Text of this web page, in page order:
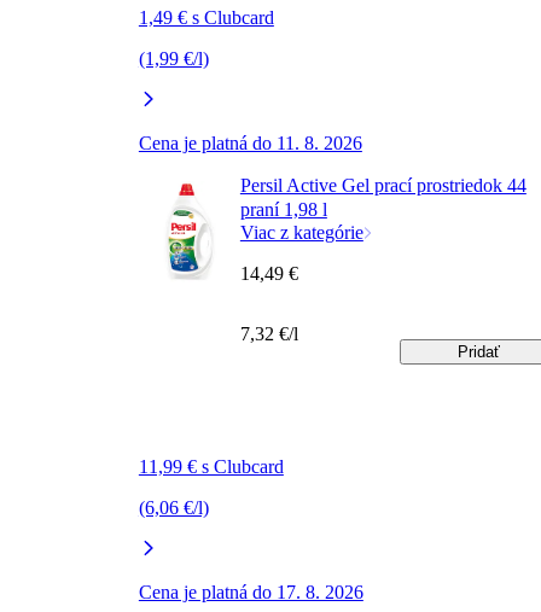
1,49 € s Clubcard
(1,99 €/l)
Cena je platná do 11. 8. 2026
Persil Active Gel prací prostriedok 44
praní 1,98 l
Viac z kategórie
11,99 € s Clubcard
(6,06 €/l)
Cena je platná do 17. 8. 2026
14,49 €
7,32 €/l
Pridať